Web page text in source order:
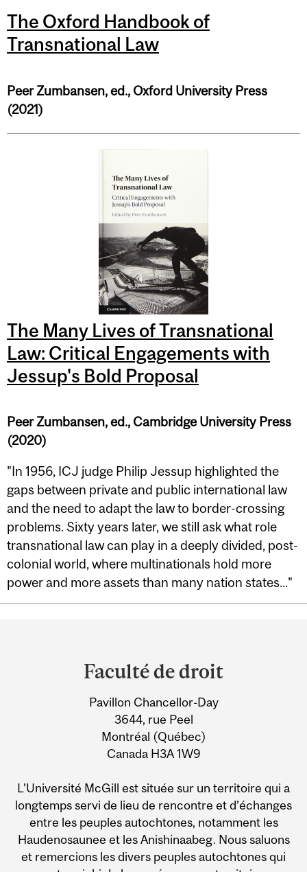
The Oxford Handbook of
Transnational Law
Peer Zumbansen, ed., Oxford University Press
(2021)
The Many Lives of Transnational
Law: Critical Engagements with
Jessup's Bold Proposal
Peer Zumbansen, ed., Cambridge University Press
(2020)
"In 1956, ICJ judge Philip Jessup highlighted the
gaps between private and public international law
and the need to adapt the law to border-crossing
problems. Sixty years later, we still ask what role
transnational law can play in a deeply divided, post-
colonial world, where multinationals hold more
power and more assets than many nation states..."
Information
Faculté de droit
Pavillon Chancellor-Day
3644, rue Peel
Montréal (Québec)
Canada H3A 1W9
L’Université McGill est située sur un territoire qui a
longtemps servi de lieu de rencontre et d’échanges
entre les peuples autochtones, notamment les
Haudenosaunee et les Anishinaabeg. Nous saluons
et remercions les divers peuples autochtones qui